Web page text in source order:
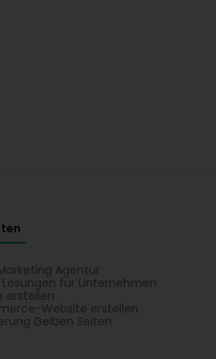
Agentur
Lösungen für Unternehmen
erstellen
Website erstellen
Gelben Seiten